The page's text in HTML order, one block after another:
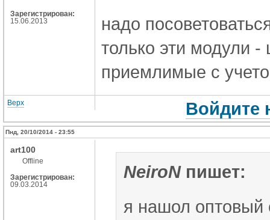
Зарегистрирован:
15.06.2013
надо
только эти модули
приемлимые с
Верх Войдите
Пнд, 20/10/2014 - 23:55
art100
Offline
Зарегистрирован:
09.03.2014
NeiroNпишет:
я нашол оптовый